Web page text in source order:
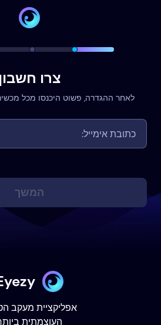
צרו חשבון
לאחר ההגדרה, פשוט היכנסו מכל
המשך
אפליקציית מעקב
העוצמתית